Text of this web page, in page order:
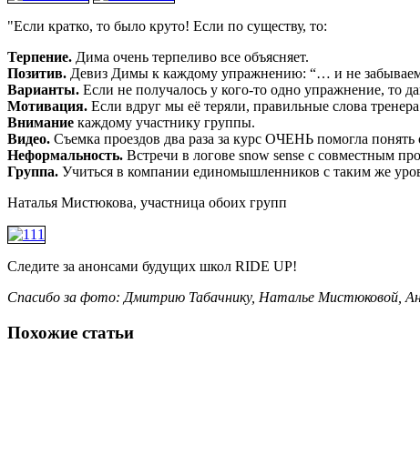
"Если кратко, то было круто! Если по существу, то:
Терпение. Дима очень терпеливо все объясняет.
Позитив. Девиз Димы к каждому упражнению: “… и не
Варианты. Если не получалось у кого-то одно упражнение, то
Мотивация. Если вдруг мы её теряли, правильные слова
Внимание каждому участнику группы.
Видео. Съемка проездов два раза за курс ОЧЕНЬ помогла
Неформальность. Встречи в логове snow sense с совместным
Группа. Учиться в компании единомышленников с таким же
Наталья Мистюкова, участница обоих групп
Следите за анонсами будущих школ RIDE UP!
Спасибо за фото: Дмитрию Табачнику, Наталье Мистюковой,
Похожие статьи